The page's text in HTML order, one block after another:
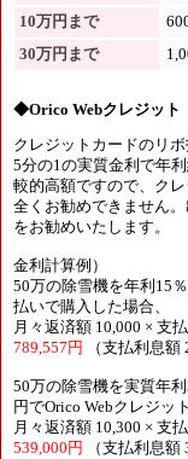
10万円まで
30万円まで
◆Orico Webクレジット
クレジットカードのリ
5分の1の実質金利で年
較的高額ですので、ク
全くお勧めできません
をお勧めいたします。
金利計算例）
50万の除雪機を年利15
払いで購入した場合、
月々返済額 10,000 × 支
789,557円
（支払利息額
50万の除雪機を実質年
円でOrico Webクレジッ
月々返済額 10,300 × 支
539,000円
（支払利息額